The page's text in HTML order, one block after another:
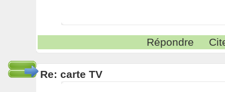
Répondre
Re: carte TV